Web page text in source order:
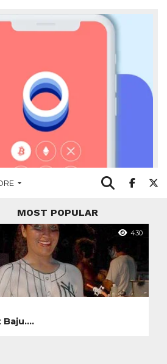
MOST POPULAR
430
Baju….